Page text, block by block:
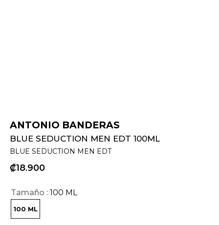
ANTONIO BANDERAS
BLUE SEDUCTION MEN EDT 100ML
BLUE SEDUCTION MEN EDT
₡18 900
Tamaño 100 ML
100 ML